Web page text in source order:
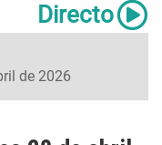
Directo
de 2026